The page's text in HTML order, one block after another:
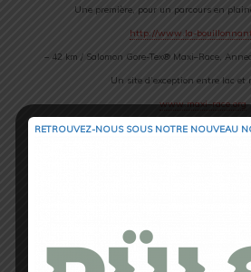
Une première, pour un parcours en
http://www.la-
– 42 km / Salomon Gore-Tex® Maxi–Race,
Un site d’exception entre lac et
www.maxi–race.org
– 42 km / Marathon du Mont-Blanc,
– 42 km / Ubaye Trail Salomon,
RETROUVEZ-NOUS SOUS NOTRE NOUVEAU